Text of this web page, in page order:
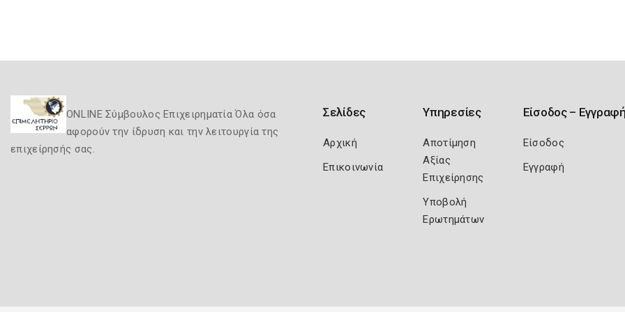
ONLINE Σύμβουλος Επιχειρηματία Όλα όσα
αφορούν την ίδρυση και την λειτουργία της
επιχείρησής σας.
Σελίδες
Αρχική
Επικοινωνία
Υπηρεσίες
Αποτίμηση
Αξίας
Επιχείρησης
Υποβολή
Ερωτημάτων
Είσοδος –
Είσοδος
Εγγραφή